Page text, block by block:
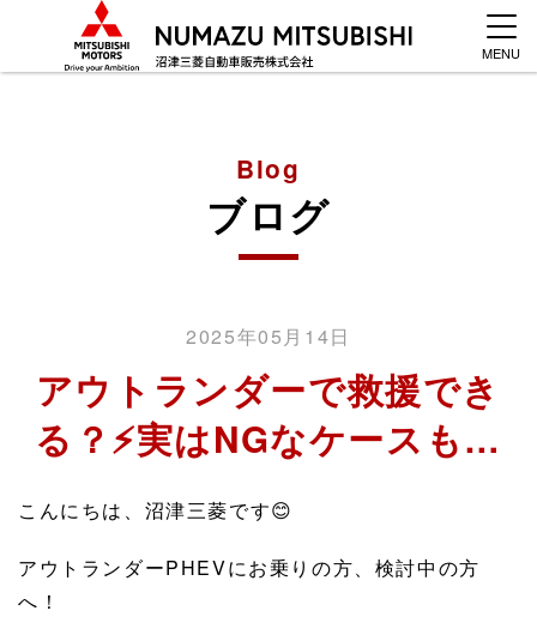
MENU
Blog
ブログ
2025年05月14日
アウトランダーで救援でき
る？⚡️実はNGなケースも…
こんにちは、沼津三菱です😊
アウトランダーPHEVにお乗りの方、検討中の方
へ！